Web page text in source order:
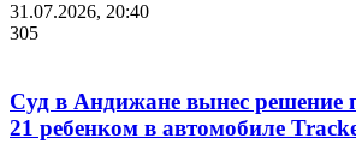
31.07.2026, 20:40
305
Суд в Андижане вынес решение
21 ребенком в автомобиле